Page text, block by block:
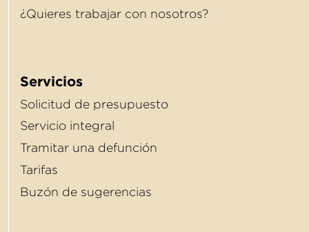
¿Quieres trabajar con nosotros?
Servicios
Solicitud de presupuesto
Servicio integral
Tramitar una defunción
Tarifas
Buzón de sugerencias